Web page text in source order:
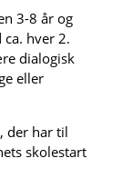
3-8 år og
hver 2.
dialogisk
eller
der har til
skolestart